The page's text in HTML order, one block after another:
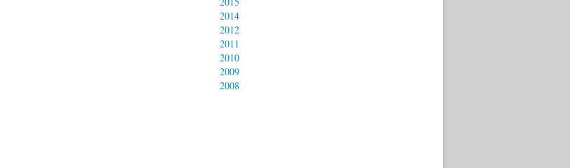
2014
2012
2011
2010
2009
2008